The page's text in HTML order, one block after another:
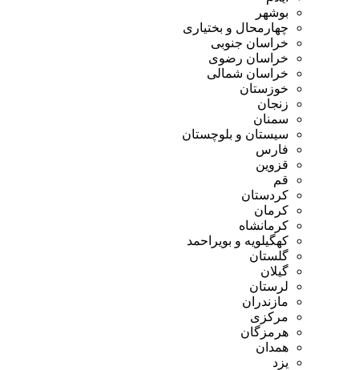
بوشهر
چهارمحال و بختیاری
خراسان جنوبی
خراسان رضوی
خراسان شمالی
خوزستان
زنجان
سمنان
سیستان و بلوچستان
فارس
قزوین
قم
کردستان
کرمان
کرمانشاه
کهگیلویه و بویراحمد
گلستان
گیلان
لرستان
مازندران
مرکزی
هرمزگان
همدان
یزد